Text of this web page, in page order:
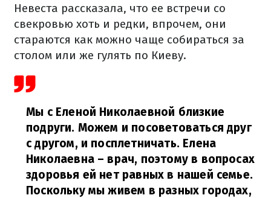
Невеста рассказала, что ее встречи со
свекровью хоть и редки, впрочем, они
стараются как можно чаще собираться за
столом или же гулять по Киеву.
Мы с Еленой Николаевной близкие
подруги. Можем и посоветоваться друг
с другом, и посплетничать. Елена
Николаевна – врач, поэтому в вопросах
здоровья ей нет равных в нашей семье.
Поскольку мы живем в разных городах,